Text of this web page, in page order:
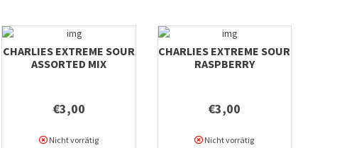
CHARLIES EXTREME SOUR
ASSORTED MIX
€3,00
Nicht vorrätig
CHARLIES EXTREME SOUR
RASPBERRY
€3,00
Nicht vorrätig